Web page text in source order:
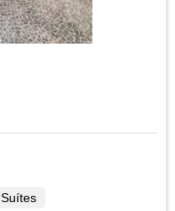
Suítes